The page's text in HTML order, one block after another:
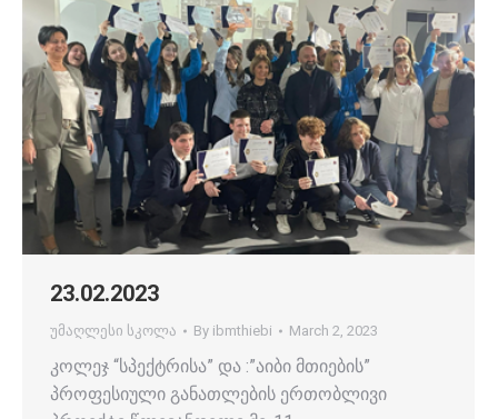
23.02.2023
უმაღლესი სკოლა By ibmthiebi March 2, 2023
კოლეჯ “სპექტრისა” და :”აიბი მთიების”
პროფესიული განათლების ერთობლივი